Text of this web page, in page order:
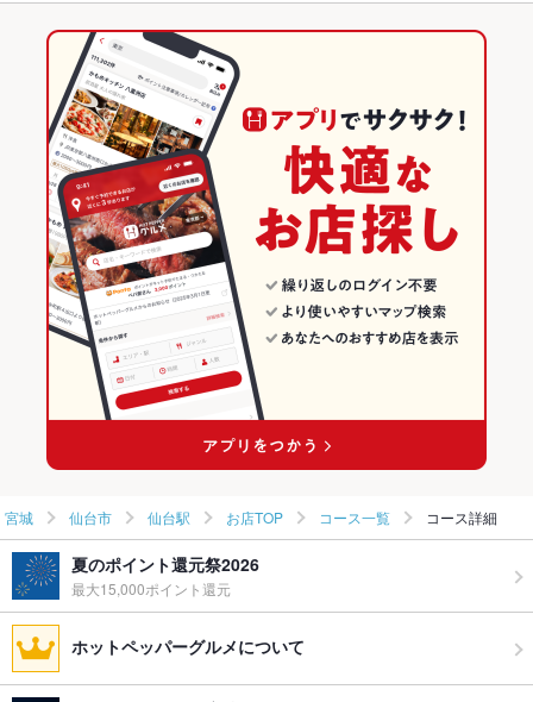
仙台駅 × 居酒屋
仙台駅 × 和風
仙台市 × 和食
仙台市 × 鍋
仙台駅 × 和食
仙台駅 × 和食
仙台駅 × 鍋
宮城 × 居酒屋
宮城 × 和風
宮城 × 和食
宮城 × 鍋
レバー つくね もつ鍋
宮城のグルメランキング
宮城の居酒屋ランキング
仙台市のグルメランキング
仙台市の居酒屋ランキング
仙台駅のグルメランキング
仙台駅の居酒屋ランキング
宮城 仙台市 仙台駅 お店TOP コース一覧 コース詳細
夏のポイント還元祭2026
最大15,000ポイント還元
ホットペッパーグルメについて